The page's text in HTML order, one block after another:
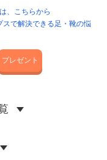
、こちらから
で解決できる足・靴の悩
プレゼント